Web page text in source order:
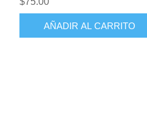
AÑADIR AL CARRITO